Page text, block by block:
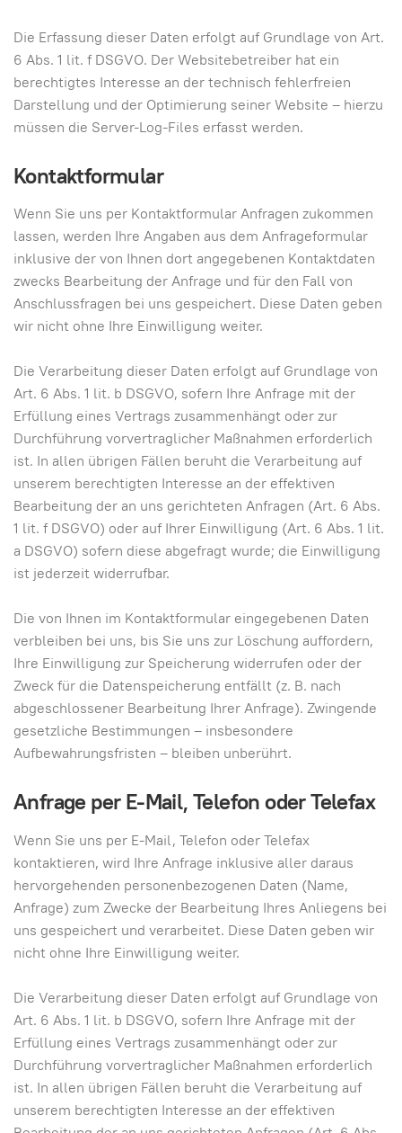
Die Erfassung dieser Daten erfolgt auf Grundlage von Art.
6 Abs. 1 lit. f DSGVO. Der Websitebetreiber hat ein
berechtigtes Interesse an der technisch fehlerfreien
Darstellung und der Optimierung seiner Website – hierzu
müssen die Server-Log-Files erfasst werden.
Kontaktformular
Wenn Sie uns per Kontaktformular Anfragen zukommen
lassen, werden Ihre Angaben aus dem Anfrageformular
inklusive der von Ihnen dort angegebenen Kontaktdaten
zwecks Bearbeitung der Anfrage und für den Fall von
Anschlussfragen bei uns gespeichert. Diese Daten geben
wir nicht ohne Ihre Einwilligung weiter.
Die Verarbeitung dieser Daten erfolgt auf Grundlage von
Art. 6 Abs. 1 lit. b DSGVO, sofern Ihre Anfrage mit der
Erfüllung eines Vertrags zusammenhängt oder zur
Durchführung vorvertraglicher Maßnahmen erforderlich
ist. In allen übrigen Fällen beruht die Verarbeitung auf
unserem berechtigten Interesse an der effektiven
Bearbeitung der an uns gerichteten Anfragen (Art. 6 Abs.
1 lit. f DSGVO) oder auf Ihrer Einwilligung (Art. 6 Abs. 1 lit.
a DSGVO) sofern diese abgefragt wurde; die Einwilligung
ist jederzeit widerrufbar.
Die von Ihnen im Kontaktformular eingegebenen Daten
verbleiben bei uns, bis Sie uns zur Löschung auffordern,
Ihre Einwilligung zur Speicherung widerrufen oder der
Zweck für die Datenspeicherung entfällt (z. B. nach
abgeschlossener Bearbeitung Ihrer Anfrage). Zwingende
gesetzliche Bestimmungen – insbesondere
Aufbewahrungsfristen – bleiben unberührt.
Anfrage per E-Mail, Telefon oder Telefax
Wenn Sie uns per E-Mail, Telefon oder Telefax
kontaktieren, wird Ihre Anfrage inklusive aller daraus
hervorgehenden personenbezogenen Daten (Name,
Anfrage) zum Zwecke der Bearbeitung Ihres Anliegens bei
uns gespeichert und verarbeitet. Diese Daten geben wir
nicht ohne Ihre Einwilligung weiter.
Die Verarbeitung dieser Daten erfolgt auf Grundlage von
Art. 6 Abs. 1 lit. b DSGVO, sofern Ihre Anfrage mit der
Erfüllung eines Vertrags zusammenhängt oder zur
Durchführung vorvertraglicher Maßnahmen erforderlich
ist. In allen übrigen Fällen beruht die Verarbeitung auf
unserem berechtigten Interesse an der effektiven